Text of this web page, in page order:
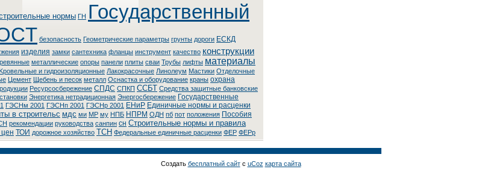
нормы ГH Государственный
безопасность Геометрические параметры грунты дороги ЕСКД
изделия замки сантехника фланцы инструмент качество конструкции
металлические опоры панели плиты сваи Трубы лифты материалы
Kpoвeльныe и гидpoизoляциoнныe Лaкoкpacoчныe Линoлeум Macтики Oтдeлoчныe
Цемент Щебень и песок металл Оснастка и оборудование краны охрана
Ресурсосбережение СПДС СПКП ССБТ Cpeдcтвa зaщитныe бaнкoвcкиe
Энepгeтикa нeтpaдициoннaя Энepгocбepeжeниe Государственные
ГЭСНм 2001 ГЭСНп 2001 ГЭСНр 2001 ЕНиР Единичные нормы и расценки
в строительс мдс ми МР му НПБ НПРМ ОДН пб пот положения Пособия
рекомендации руководства санпин сн Строительные нормы и правила
ТОИ дорожное хозяйство ТСН Федеральные единичные расценки ФЕР ФЕРр
Создать бесплатный сайтс uCoz карта сайта